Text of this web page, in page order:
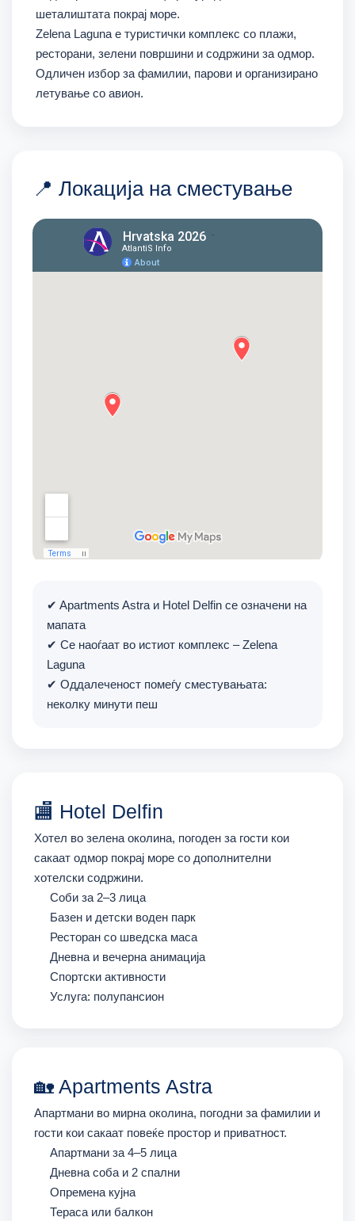
шеталиштата покрај море.
Zelena Laguna е туристички комплекс со плажи,
ресторани, зелени површини и содржини за одмор.
Одличен избор за фамилии, парови и организирано
летување со авион.
📍 Локација на сместување
✔ Apartments Astra и Hotel Delfin се означени на
мапата
✔ Се наоѓаат во истиот комплекс – Zelena
Laguna
✔ Оддалеченост помеѓу сместувањата:
неколку минути пеш
🏬 Hotel Delfin
Хотел во зелена околина, погоден за гости кои
сакаат одмор покрај море со дополнителни
хотелски содржини.
Соби за 2–3 лица
Базен и детски воден парк
Ресторан со шведска маса
Дневна и вечерна анимација
Спортски активности
Услуга: полупансион
🏡 Apartments Astra
Апартмани во мирна околина, погодни за фамилии и
гости кои сакаат повеќе простор и приватност.
Апартмани за 4–5 лица
Дневна соба и 2 спални
Опремена кујна
Тераса или балкон